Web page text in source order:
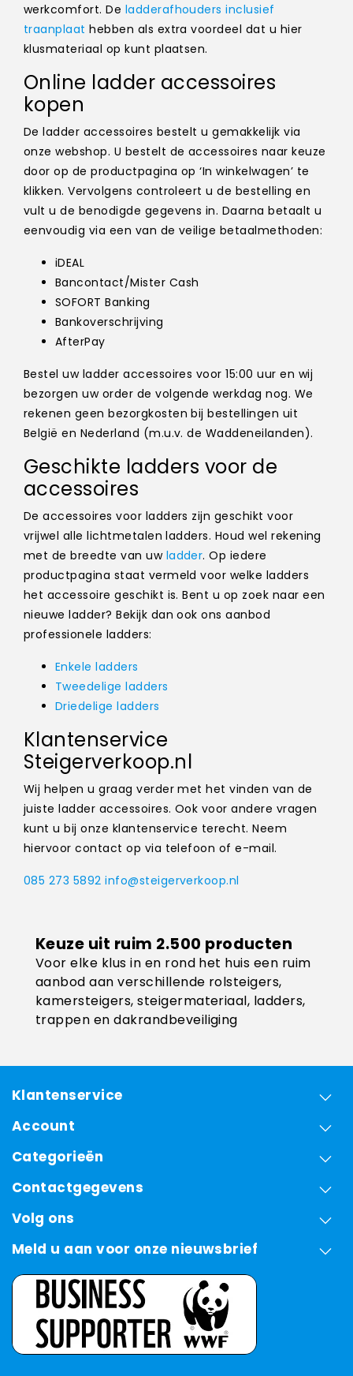
werkcomfort. De ladderafhouders inclusief
traanplaat hebben als extra voordeel dat u hier
klusmateriaal op kunt plaatsen.
Online ladder accessoires
kopen
De ladder accessoires bestelt u gemakkelijk via
onze webshop. U bestelt de accessoires naar keuze
door op de productpagina op ‘In winkelwagen’ te
klikken. Vervolgens controleert u de bestelling en
vult u de benodigde gegevens in. Daarna betaalt u
eenvoudig via een van de veilige betaalmethoden:
iDEAL
Bancontact/Mister Cash
SOFORT Banking
Bankoverschrijving
AfterPay
Bestel uw ladder accessoires voor 15:00 uur en wij
bezorgen uw order de volgende werkdag nog. We
rekenen geen bezorgkosten bij bestellingen uit
België en Nederland (m.u.v. de Waddeneilanden).
Geschikte ladders voor de
accessoires
De accessoires voor ladders zijn geschikt voor
vrijwel alle lichtmetalen ladders. Houd wel rekening
met de breedte van uw ladder. Op iedere
productpagina staat vermeld voor welke ladders
het accessoire geschikt is. Bent u op zoek naar een
nieuwe ladder? Bekijk dan ook ons aanbod
professionele ladders:
Enkele ladders
Tweedelige ladders
Driedelige ladders
Klantenservice
Steigerverkoop.nl
Wij helpen u graag verder met het vinden van de
juiste ladder accessoires. Ook voor andere vragen
kunt u bij onze klantenservice terecht. Neem
hiervoor contact op via telefoon of e-mail.
085 273 5892 info@steigerverkoop.nl
Keuze uit ruim 2.500 producten
Voor elke klus in en rond het huis een ruim
aanbod aan verschillende rolsteigers,
kamersteigers, steigermateriaal, ladders,
trappen en dakrandbeveiliging
Klantenservice
Account
Categorieën
Contactgegevens
Volg ons
Meld u aan voor onze nieuwsbrief